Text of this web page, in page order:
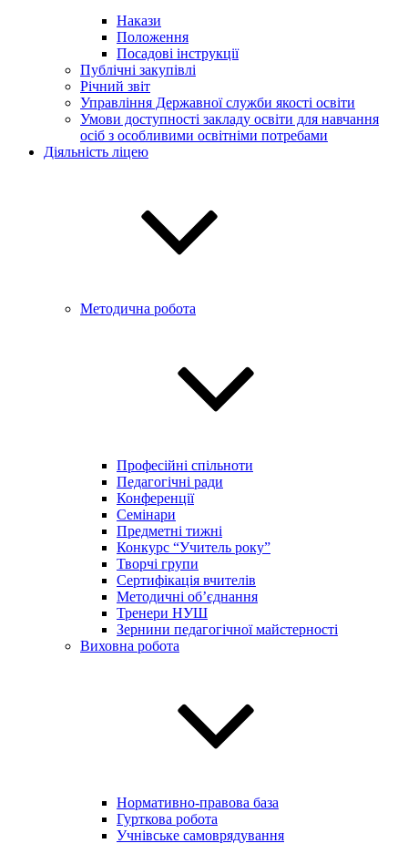
Накази
Положення
Посадові інструкції
Публічні закупівлі
Річний звіт
Управління Державної служби якості освіти
Умови доступності закладу освіти для навчання
осіб з особливими освітніми потребами
Діяльність ліцею
Методична робота
Професійні спільноти
Педагогічні ради
Конференції
Семінари
Предметні тижні
Конкурс “Учитель року”
Творчі групи
Сертифікація вчителів
Методичні об’єднання
Тренери НУШ
Зернини педагогічної майстерності
Виховна робота
Нормативно-правова база
Гурткова робота
Учнівське самоврядування